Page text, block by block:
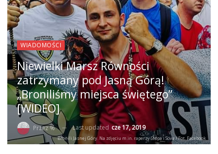
WIADOMOŚCI
Niewielki Marsz Równości
zatrzymany pod Jasną Górą!
„Broniliśmy miejsca świętego”
[WIDEO]
Przez % Last updated cze 17, 2019
Bronili Jasnej Góry. Na zdjęciu m.in. raperzy Stopa i Sova / Fot. Facebook